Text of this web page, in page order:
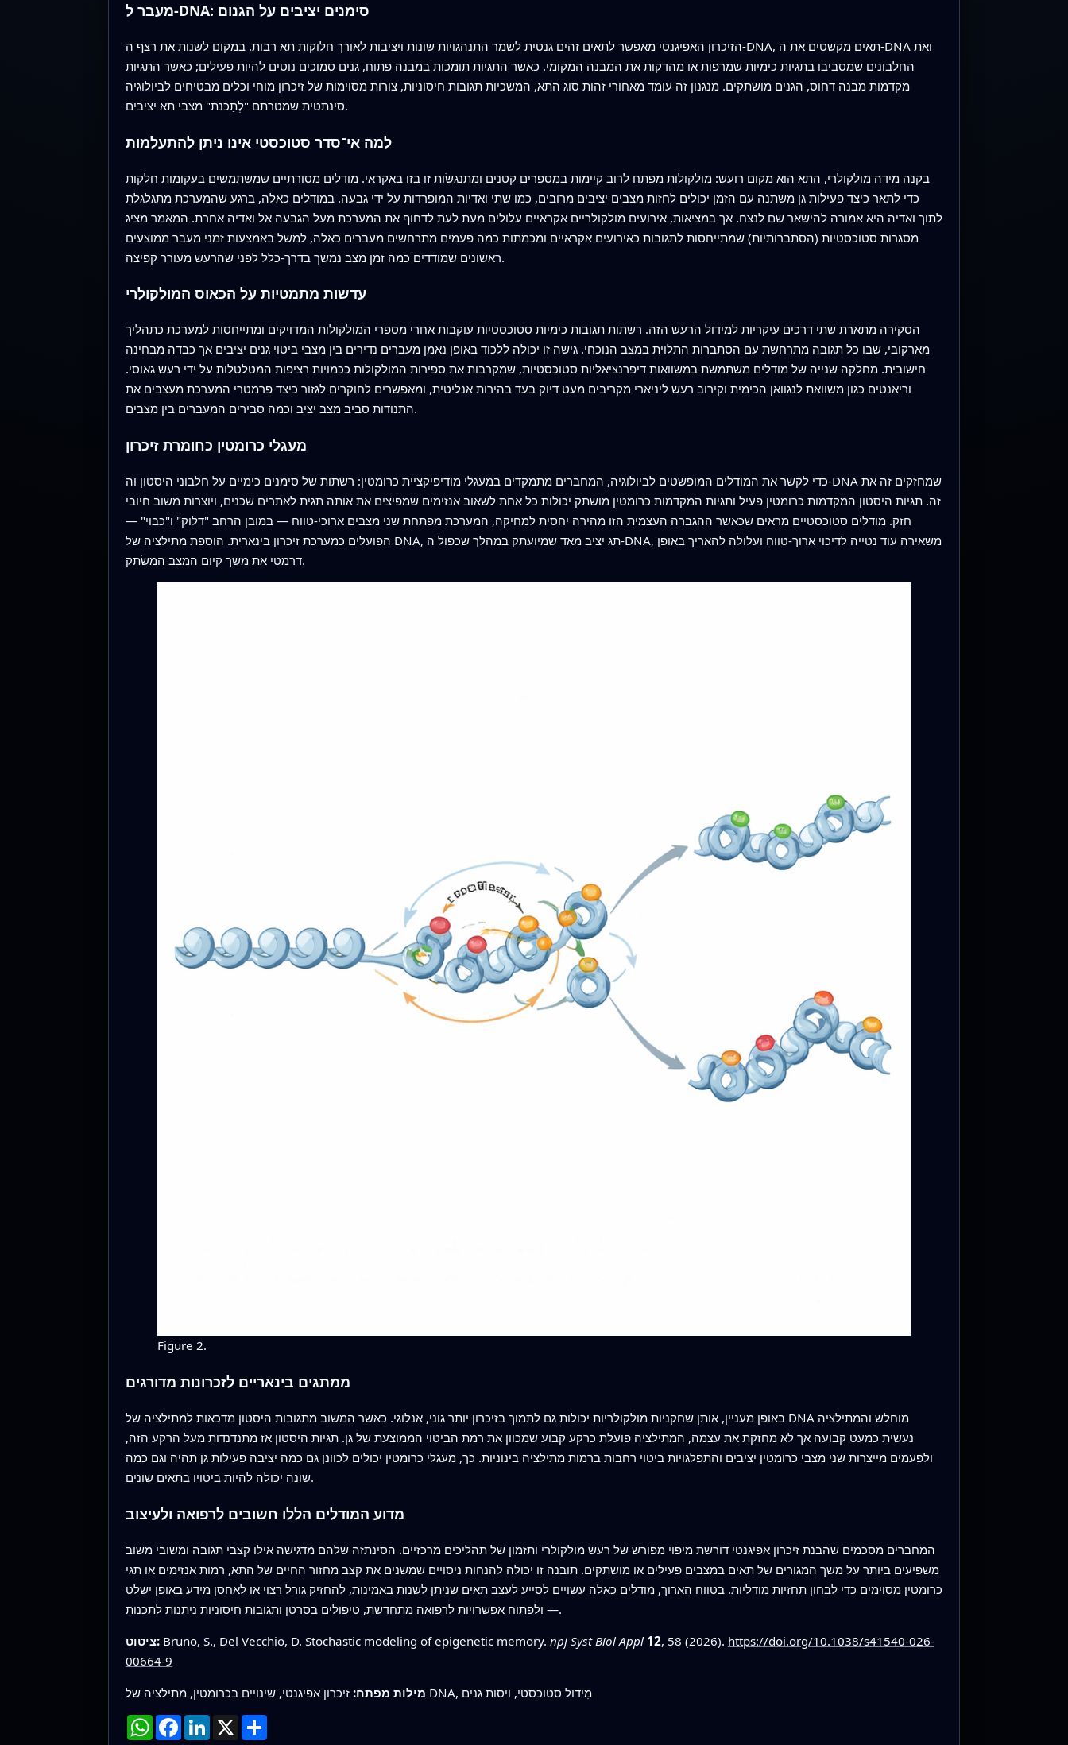
מעבר ל‑DNA: סימנים יציבים על הגנום
הזיכרון האפיגנטי מאפשר לתאים זהים גנטית לשמר התנהגויות שונות ויציבות לאורך חלוקות תא רבות. במקום לשנות את רצף ה‑DNA, תאים מקשטים את ה‑DNA ואת
החלבונים שמסביבו בתגיות כימיות שמרפות או מהדקות את המבנה המקומי. כאשר התגיות תומכות במבנה פתוח, גנים סמוכים נוטים להיות פעילים; כאשר התגיות
מקדמות מבנה דחוס, הגנים מושתקים. מנגנון זה עומד מאחורי זהות סוג התא, המשכיות תגובות חיסוניות, צורות מסוימות של זיכרון מוחי וכלים מבטיחים לביולוגיה
סינתטית שמטרתם "לְתַכנת" מצבי תא יציבים.
למה אי־סדר סטוכסטי אינו ניתן להתעלמות
בקנה מידה מולקולרי, התא הוא מקום רועש: מולקולות מפתח לרוב קיימות במספרים קטנים ומתנגשׂות זו בזו באקראי. מודלים מסורתיים שמשתמשים בעקומות חלקות
כדי לתאר כיצד פעילות גן משתנה עם הזמן יכולים לחזות מצבים יציבים מרובים, כמו שתי ואדיות המופרדות על ידי גבעה. במודלים כאלה, ברגע שהמערכת מתגלגלת
לתוך ואדיה היא אמורה להישאר שם לנצח. אך במציאות, אירועים מולקולריים אקראיים עלולים מעת לעת לדחוף את המערכת מעל הגבעה אל ואדיה אחרת. המאמר מציג
מסגרות סטוכסטיות (הסתברותיות) שמתייחסות לתגובות כאירועים אקראיים ומכמתות כמה פעמים מתרחשים מעברים כאלה, למשל באמצעות זמני מעבר ממוצעים
ראשונים שמודדים כמה זמן מצב נמשך בדרך‑כלל לפני שהרעש מעורר קפיצה.
עדשות מתמטיות על הכאוס המולקולרי
הסקירה מתארת שתי דרכים עיקריות למידול הרעש הזה. רשתות תגובות כימיות סטוכסטיות עוקבות אחרי מספרי המולקולות המדויקים ומתייחסות למערכת כתהליך
מארקובי, שבו כל תגובה מתרחשת עם הסתברות התלוית במצב הנוכחי. גישה זו יכולה ללכוד באופן נאמן מעברים נדירים בין מצבי ביטוי גנים יציבים אך כבדה מבחינה
חישובית. מחלקה שנייה של מודלים משתמשת במשוואות דיפרנציאליות סטוכסטיות, שמקרבות את ספירות המולקולות ככמויות רציפות המטלטלות על ידי רעש גאוסי.
וריאנטים כגון משוואת לנגוואן הכימית וקירוב רעש ליניארי מקריבים מעט דיוק בעד בהירות אנליטית, ומאפשרים לחוקרים לגזור כיצד פרמטרי המערכת מעצבים את
התנודות סביב מצב יציב וכמה סבירים המעברים בין מצבים.
מעגלי כרומטין כחומרת זיכרון
כדי לקשר את המודלים המופשטים לביולוגיה, המחברים מתמקדים במעגלי מודיפיקציית כרומטין: רשתות של סימנים כימיים על חלבוני היסטון וה‑DNA שמחזקים זה את
זה. תגיות היסטון המקדמות כרומטין פעיל ותגיות המקדמות כרומטין מושתק יכולות כל אחת לשאוב אנזימים שמפיצים את אותה תגית לאתרים שכנים, ויוצרות משוב חיובי
חזק. מודלים סטוכסטיים מראים שכאשר ההגברה העצמית הזו מהירה יחסית למחיקה, המערכת מפתחת שני מצבים ארוכי‑טווח — במובן הרחב "דלוק" ו"כבוי" —
הפועלים כמערכת זיכרון בינארית. הוספת מתילציה של DNA, תג יציב מאד שמיועתק במהלך שכפול ה‑DNA, משאירה עוד נטייה לדיכוי ארוך‑טווח ועלולה להאריך באופן
דרמטי את משך קיום המצב המשׂתק.
Figure 2.
ממתגים בינאריים לזכרונות מדורגים
באופן מעניין, אותן שחקניות מולקולריות יכולות גם לתמוך בזיכרון יותר גוני, אנלוגי. כאשר המשוב מתגובות היסטון מדכאות למתילציה של DNA מוחלש והמתילציה
נעשית כמעט קבועה אך לא מחזקת את עצמה, המתילציה פועלת כרקע קבוע שמכוון את רמת הביטוי הממוצעת של גן. תגיות היסטון אז מתנדנדות מעל הרקע הזה,
ולפעמים מייצרות שני מצבי כרומטין יציבים והתפלגויות ביטוי רחבות ברמות מתילציה בינוניות. כך, מעגלי כרומטין יכולים לכוונן גם כמה יציבה פעילות גן תהיה וגם כמה
שונה יכולה להיות ביטויו בתאים שונים.
מדוע המודלים הללו חשובים לרפואה ולעיצוב
המחברים מסכמים שהבנת זיכרון אפיגנטי דורשת מיפוי מפורש של רעש מולקולרי ותזמון של תהליכים מרכזיים. הסינתזה שלהם מדגישה אילו קצבי תגובה ומשובי משוב
משפיעים ביותר על משך המגורים של תאים במצבים פעילים או מושתקים. תובנה זו יכולה להנחות ניסויים שמשנים את קצב מחזור החיים של התא, רמות אנזימים או תגי
כרומטין מסוימים כדי לבחון תחזיות מודליות. בטווח הארוך, מודלים כאלה עשויים לסייע לעצב תאים שניתן לשנות באמינות, להחזיק גורל רצוי או לאחסן מידע באופן ישלט
— ולפתוח אפשרויות לרפואה מתחדשת, טיפולים בסרטן ותגובות חיסוניות ניתנות לתכנות.
ציטוט: Bruno, S., Del Vecchio, D. Stochastic modeling of epigenetic memory. npj Syst Biol Appl 12, 58 (2026). https://doi.org/10.1038/s41540-026-
00664-9
מילות מפתח: זיכרון אפיגנטי, שינויים בכרומטין, מתילציה של DNA, מִידוּל סטוכסטי, ויסות גנים
WhatsApp
Facebook
LinkedIn
X שתף